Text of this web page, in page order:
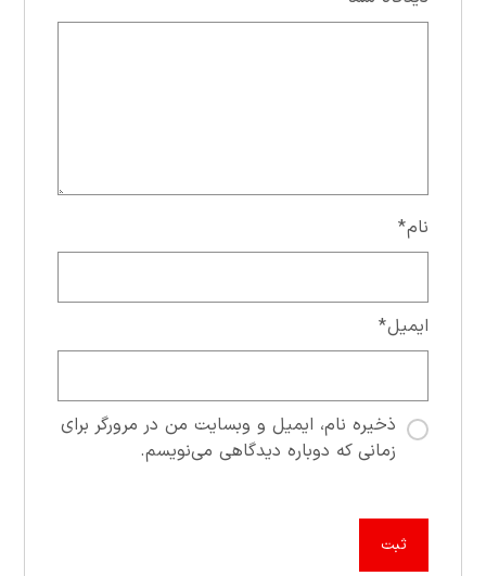
نام*
ایمیل*
ذخیره نام، ایمیل و وبسایت من در مرورگر برای
زمانی که دوباره دیدگاهی می‌نویسم.